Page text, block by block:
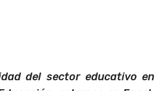
del sector educativo